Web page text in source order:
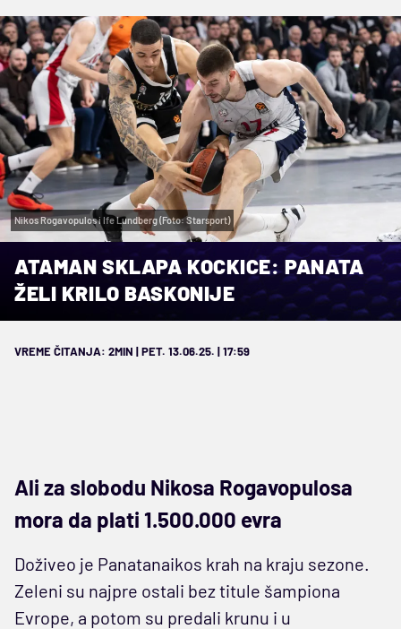
Nikos Rogavopulos i Ife Lundberg (Foto: Starsport)
ATAMAN SKLAPA KOCKICE: PANATA
ŽELI KRILO BASKONIJE
VREME ČITANJA: 2MIN | PET. 13.06.25. | 17:59
Ali za slobodu Nikosa Rogavopulosa
mora da plati 1.500.000 evra
Doživeo je Panatanaikos krah na kraju sezone.
Zeleni su najpre ostali bez titule šampiona
Evrope, a potom su predali krunu i u